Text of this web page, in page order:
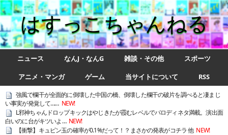
はすっこちゃんねる
ニュース なんJ・なんG 雑談・その他
スポーツ
アニメ・マンガ
ゲーム 当サイトについて RSS
強風で欄干が全面的に倒壊した中国の橋、倒壊した欄干の破片を調べると凄まじ
い事実が発覚して…… NEW!
L邪神ちゃんドロップキックはやじきたが霞むレベルでパロディネタ満載。演出面
白いのに台がキツいよ… NEW!
【衝撃】キュピン玉の確率が0.1%だって！？まさかの発表がコチラ 他 NEW!